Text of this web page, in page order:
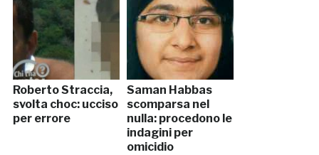
Roberto Straccia,
svolta choc: ucciso
per errore
Saman Habbas
scomparsa nel
nulla: procedono le
indagini per
omicidio